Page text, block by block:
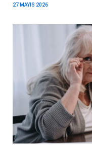
27 MAYIS 2026